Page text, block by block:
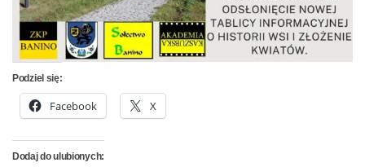
Podziel się:
Facebook X
Dodaj do ulubionych: